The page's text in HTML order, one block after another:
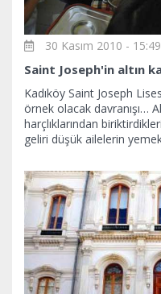
30 Kasım 2010 - 15:49
Saint Joseph'in altın
Kadıköy Saint Joseph
örnek olacak davranışı…
harçlıklarından
geliri düşük ailelerin yemek